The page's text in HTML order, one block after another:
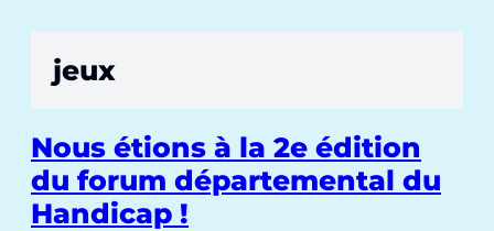
jeux
Nous étions à la 2e édition
du forum départemental du
Handicap !